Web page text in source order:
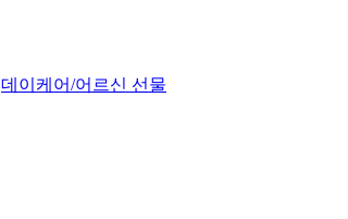
데이케어/어르신 선물